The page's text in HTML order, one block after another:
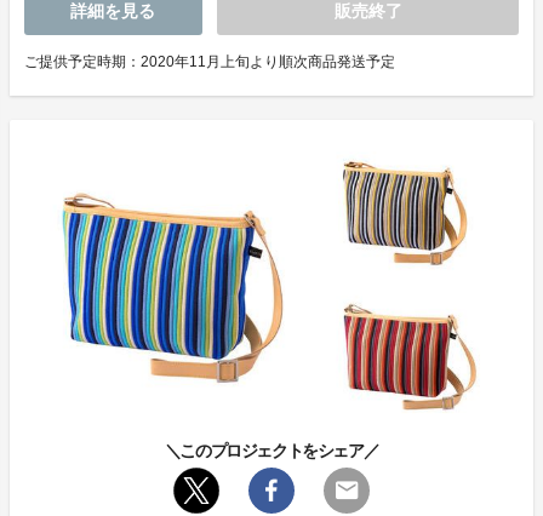
詳細を見る 販売終了
ご提供予定時期：2020年11月上旬より順次商品発送予定
＼このプロジェクトをシェア／